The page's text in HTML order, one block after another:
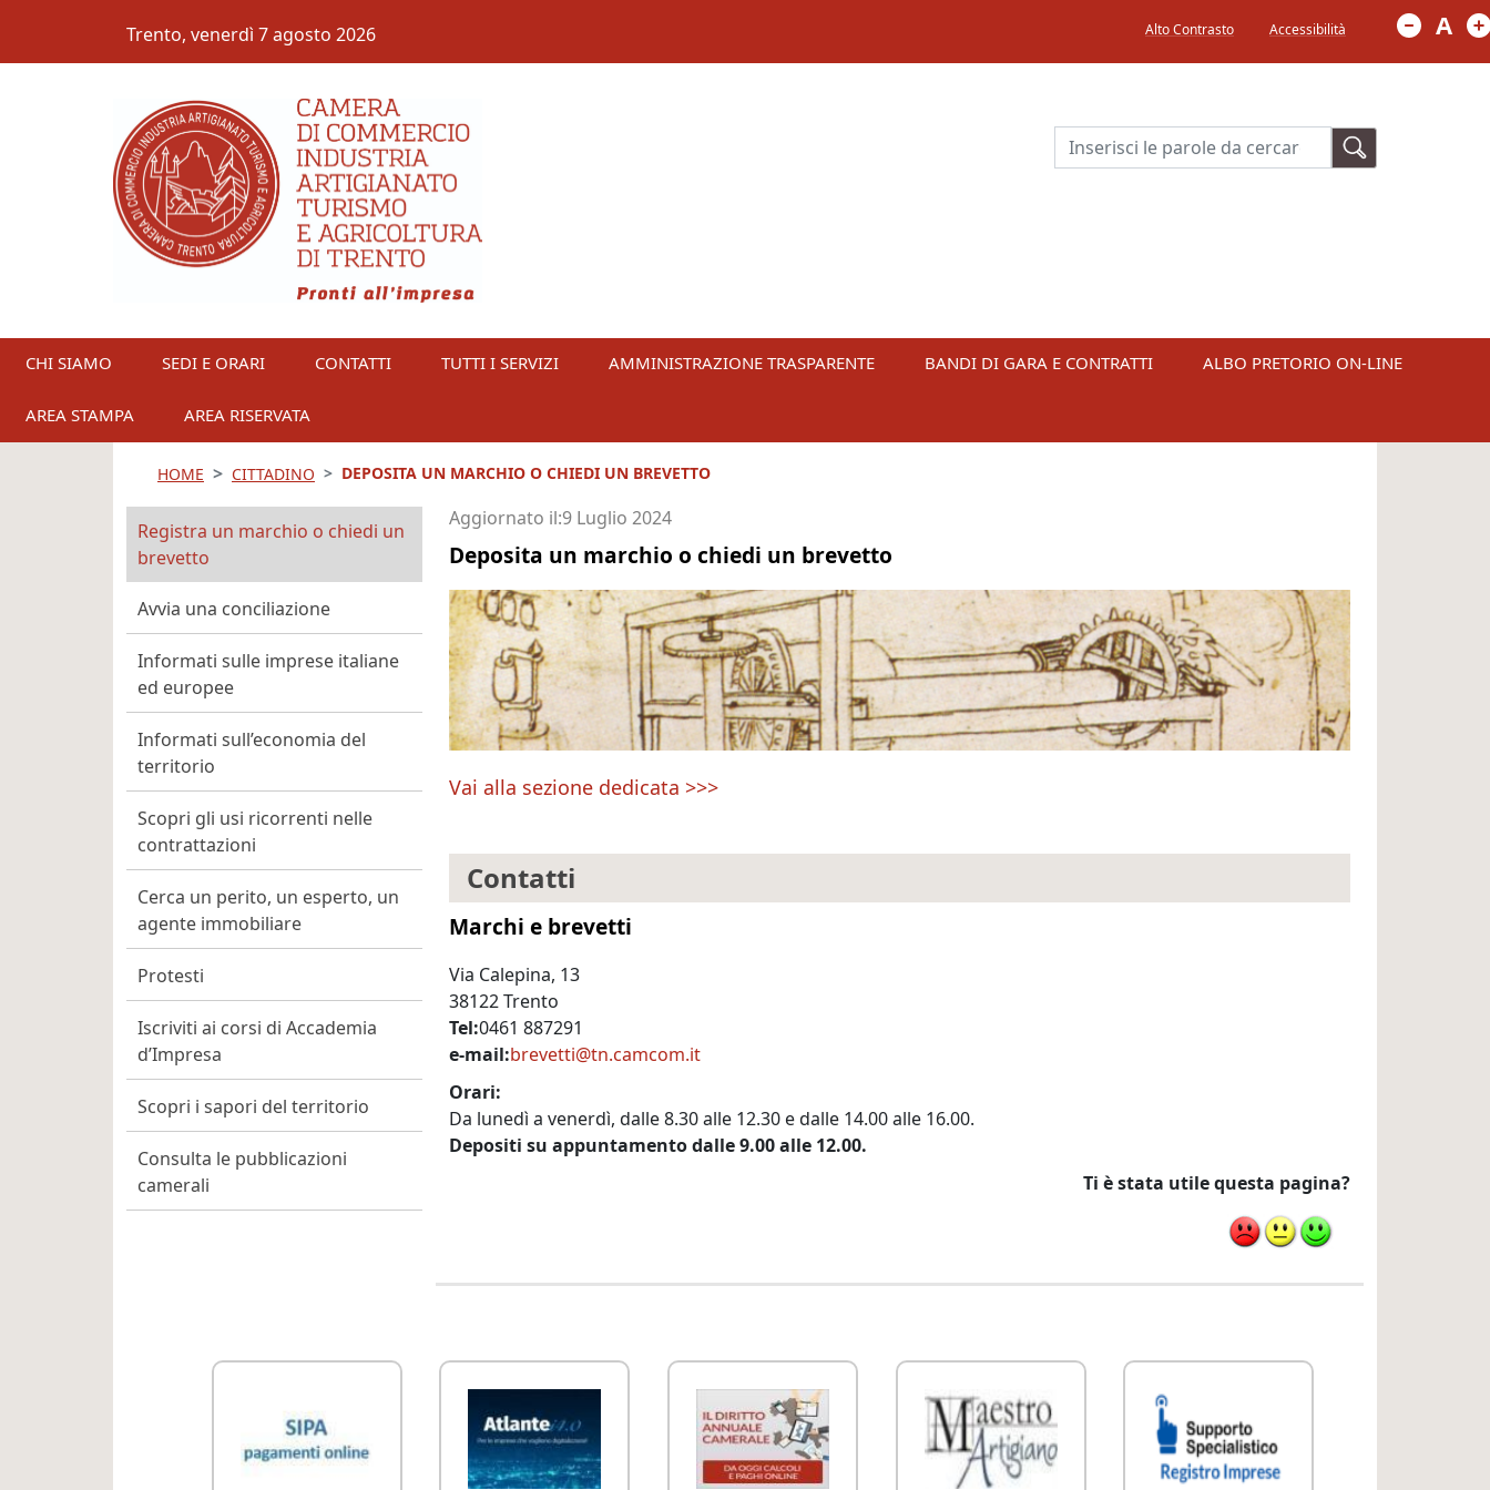
Trento, venerdì 7 agosto 2026 Menù in alto a destra
Alto Contrasto Accessibilità A
Cerca
CHI SIAMO SEDI E ORARI CONTATTI TUTTI I SERVIZI AMMINISTRAZIONE TRASPARENTE BANDI DI GARA E CONTRATTI ALBO PRETORIO ON-LINE
AREA STAMPA AREA RISERVATA
HOME CITTADINO DEPOSITA UN MARCHIO O CHIEDI UN BREVETTO
Aggiornato il 9 Luglio 2024
Deposita un marchio o chiedi un brevetto
Vai alla sezione dedicata >>>
Contatti
Marchi e brevetti
Via Calepina, 13
38122 Trento
Tel 0461 887291
e-mail brevetti@tn.camcom.it
Orari
Da lunedì a venerdì, dalle 8.30 alle 12.30 e dalle 14.00 alle 16.00.
Depositi su appuntamento dalle 9.00 alle 12.00.
Ti è stata utile questa pagina?
Cittadino Professionista Imprenditore
Registra un marchio o chiedi un
brevetto
Avvia una conciliazione
Informati sulle imprese italiane
ed europee
Informati sull’economia del
territorio
Scopri gli usi ricorrenti nelle
contrattazioni
Cerca un perito, un esperto, un
agente immobiliare
Protesti
Iscriviti ai corsi di Accademia
d’Impresa
Scopri i sapori del territorio
Consulta le pubblicazioni
camerali
Link Utili